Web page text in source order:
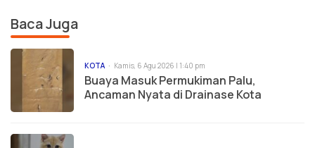
Baca Juga
KOTA Kamis, 6 Agu 2026 | 1:40 pm
Buaya Masuk Permukiman Palu,
Ancaman Nyata di Drainase Kota